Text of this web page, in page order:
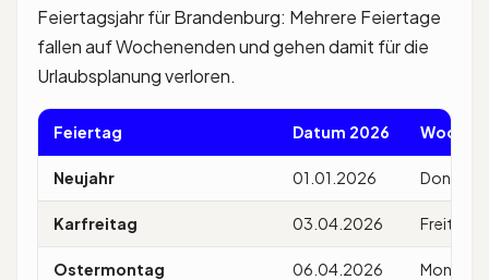
Feiertagsjahr für Brandenburg: Mehrere Feiertage
fallen auf Wochenenden und gehen damit für die
Urlaubsplanung verloren.
Feiertag Datum 2026
Neujahr 01.01.2026
Karfreitag 03.04.2026 Freitag
Ostermontag 06.04.2026 Montag